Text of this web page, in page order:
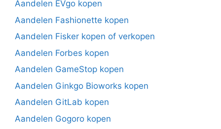
Aandelen EVgo kopen
Aandelen Fashionette kopen
Aandelen Fisker kopen of verkopen
Aandelen Forbes kopen
Aandelen GameStop kopen
Aandelen Ginkgo Bioworks kopen
Aandelen GitLab kopen
Aandelen Gogoro kopen